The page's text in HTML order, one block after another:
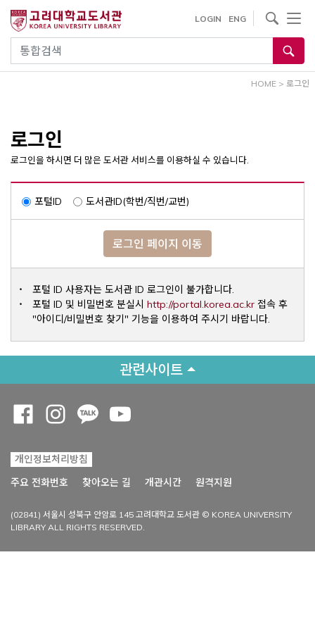
건
통합검색
LOGIN ENG
사이트내 검색
HOME > 로그인
로그인
로그인을 하시면 더 많은 도서관 서비스를 이용하실 수 있습니다.
포털ID 도서관ID(학번/직번/교번)
로그인 페이지 이동
포털 ID 사용자는 도서관 ID 로그인이 불가합니다.
포털 ID 및 비밀번호 분실시 http://portal.korea.ac.krOpens a
접속 후
"아이디/비밀번호 찾기" 기능을 이용하여 주시기 바랍니다.
관련사이트
개인정보처리방침
주요 전화번호
찾아오는 길 개관시간 원격지원
(02841) 서울시 성북구 안암로 145 고려대학교 도서관 © KOREA UNIVERSITY
LIBRARY ALL RIGHTS RESERVED.
Opens a new window
Opens a new window
Opens a new window